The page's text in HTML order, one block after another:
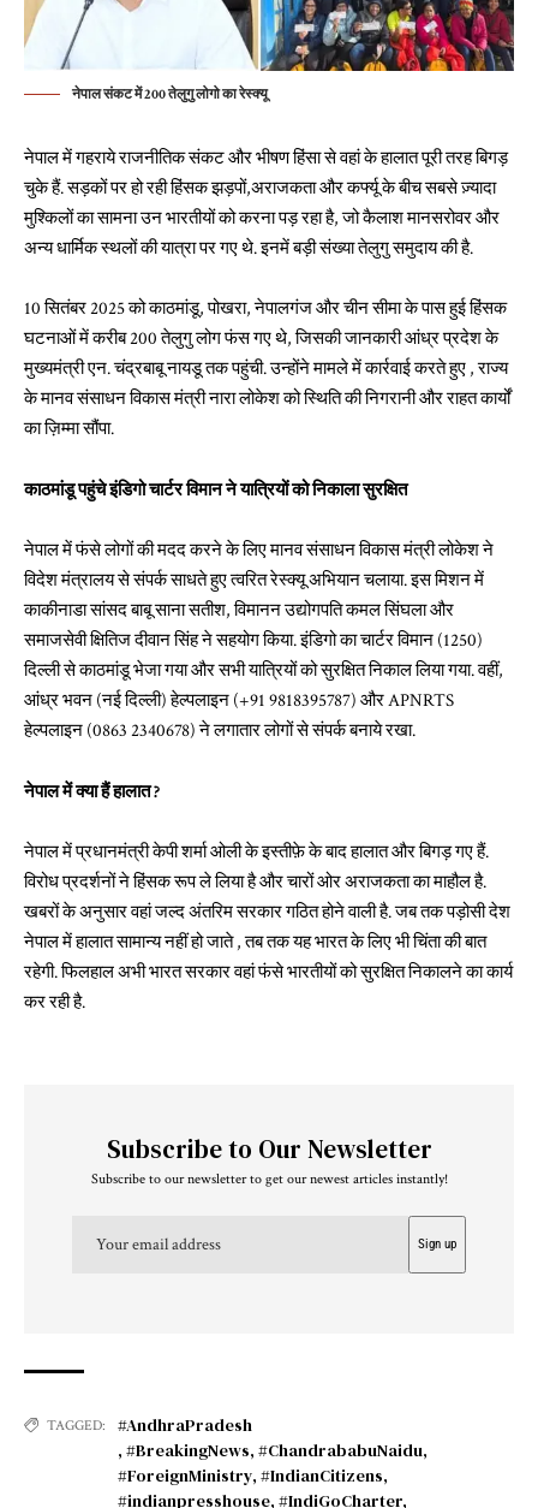
नेपाल संकट में 200 तेलुगु लोगो का रेस्क्यू
नेपाल में गहराये राजनीतिक संकट और भीषण हिंसा से वहां के हालात पूरी तरह बिगड़
चुके हैं. सड़कों पर हो रही हिंसक झड़पों,अराजकता और कर्फ्यू के बीच सबसे ज़्यादा
मुश्किलों का सामना उन भारतीयों को करना पड़ रहा है, जो कैलाश मानसरोवर और
अन्य धार्मिक स्थलों की यात्रा पर गए थे. इनमें बड़ी संख्या तेलुगु समुदाय की है.
10 सितंबर 2025 को काठमांडू, पोखरा, नेपालगंज और चीन सीमा के पास हुई हिंसक
घटनाओं में करीब 200 तेलुगु लोग फंस गए थे, जिसकी जानकारी आंध्र प्रदेश के
मुख्यमंत्री एन. चंद्रबाबू नायडू तक पहुंची. उन्होंने मामले में कार्रवाई करते हुए , राज्य
के मानव संसाधन विकास मंत्री नारा लोकेश को स्थिति की निगरानी और राहत कार्यों
का ज़िम्मा सौंपा.
काठमांडू पहुंचे इंडिगो चार्टर विमान ने यात्रियों को निकाला सुरक्षित
नेपाल में फंसे लोगों की मदद करने के लिए मानव संसाधन विकास मंत्री लोकेश ने
विदेश मंत्रालय से संपर्क साधते हुए त्वरित रेस्क्यू अभियान चलाया. इस मिशन में
काकीनाडा सांसद बाबू साना सतीश, विमानन उद्योगपति कमल सिंघला और
समाजसेवी क्षितिज दीवान सिंह ने सहयोग किया. इंडिगो का चार्टर विमान (1250)
दिल्ली से काठमांडू भेजा गया और सभी यात्रियों को सुरक्षित निकाल लिया गया. वहीं,
आंध्र भवन (नई दिल्ली) हेल्पलाइन (+91 9818395787) और APNRTS
हेल्पलाइन (0863 2340678) ने लगातार लोगों से संपर्क बनाये रखा.
नेपाल में क्या हैं हालात ?
नेपाल में प्रधानमंत्री केपी शर्मा ओली के इस्तीफ़े के बाद हालात और बिगड़ गए हैं.
विरोध प्रदर्शनों ने हिंसक रूप ले लिया है और चारों ओर अराजकता का माहौल है.
खबरों के अनुसार वहां जल्द अंतरिम सरकार गठित होने वाली है. जब तक पड़ोसी देश
नेपाल में हालात सामान्य नहीं हो जाते , तब तक यह भारत के लिए भी चिंता की बात
रहेगी. फिलहाल अभी भारत सरकार वहां फंसे भारतीयों को सुरक्षित निकालने का कार्य
कर रही है.
Subscribe to Our Newsletter
Subscribe to our newsletter to get our newest articles instantly!
TAGGED:
#AndhraPradesh
, #BreakingNews, #ChandrababuNaidu,
#ForeignMinistry, #IndianCitizens,
#indianpresshouse, #IndiGoCharter,